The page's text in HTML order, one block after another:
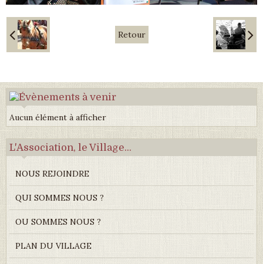
Retour
Aucun élément à afficher
L'Association, le Village...
NOUS REJOINDRE
QUI SOMMES NOUS ?
OU SOMMES NOUS ?
PLAN DU VILLAGE